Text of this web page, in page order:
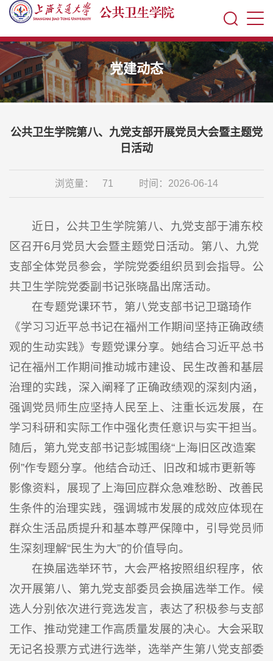
党建动态
公共卫生学院第八、九党支部开展党员大会暨主题党
日活动
浏览量： 71 时间：2026-06-14
近日，公共卫生学院第八、九党支部于浦东校
区召开6月党员大会暨主题党日活动。第八、九党
支部全体党员参会，学院党委组织员到会指导。公
共卫生学院党委副书记张晓晶出席活动。
在专题党课环节，第八党支部书记卫璐琦作
《学习习近平总书记在福州工作期间坚持正确政绩
观的生动实践》专题党课分享。她结合习近平总书
记在福州工作期间推动城市建设、民生改善和基层
治理的实践，深入阐释了正确政绩观的深刻内涵，
强调党员师生应坚持人民至上、注重长远发展，在
学习科研和实际工作中强化责任意识与实干担当。
随后，第九党支部书记彭城围绕“上海旧区改造案
例”作专题分享。他结合动迁、旧改和城市更新等
影像资料，展现了上海回应群众急难愁盼、改善民
生条件的治理实践，强调城市发展的成效应体现在
群众生活品质提升和基本尊严保障中，引导党员师
生深刻理解“民生为大”的价值导向。
在换届选举环节，大会严格按照组织程序，依
次开展第八、第九党支部委员会换届选举工作。候
选人分别依次进行竞选发言，表达了积极参与支部
工作、推动党建工作高质量发展的决心。大会采取
无记名投票方式进行选举，选举产生第八党支部委